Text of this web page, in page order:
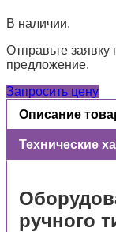
В наличии.
Отправьте
предложение.
Запросить цену
Описание
Технические
ручного